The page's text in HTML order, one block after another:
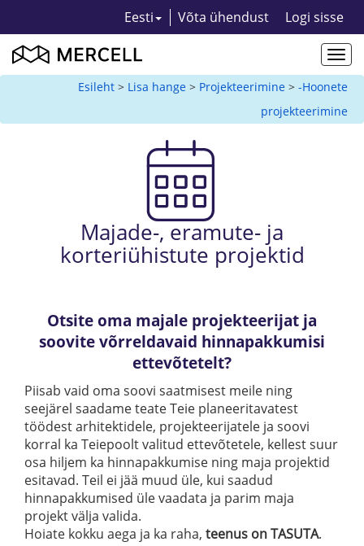
Eesti Võta ühendust Logi sisse
Esileht > Lisa hange > Projekteerimine > -Hoonete
projekteerimine
Majade-, eramute- ja
korteriühistute projektid
Otsite oma majale projekteerijat ja
soovite võrreldavaid hinnapakkumisi
ettevõtetelt?
Piisab vaid oma soovi saatmisest meile ning
seejärel saadame teate Teie planeeritavatest
töödest arhitektidele, projekteerijatele ja soovi
korral ka Teiepoolt valitud ettevõtetele, kellest suur
osa hiljem ka hinnapakkumise ning maja projektid
esitavad. Teil ei jää muud üle, kui saadud
hinnapakkumised üle vaadata ja parim maja
projekt välja valida.
Hoiate kokku aega ja ka raha, teenus on TASUTA.